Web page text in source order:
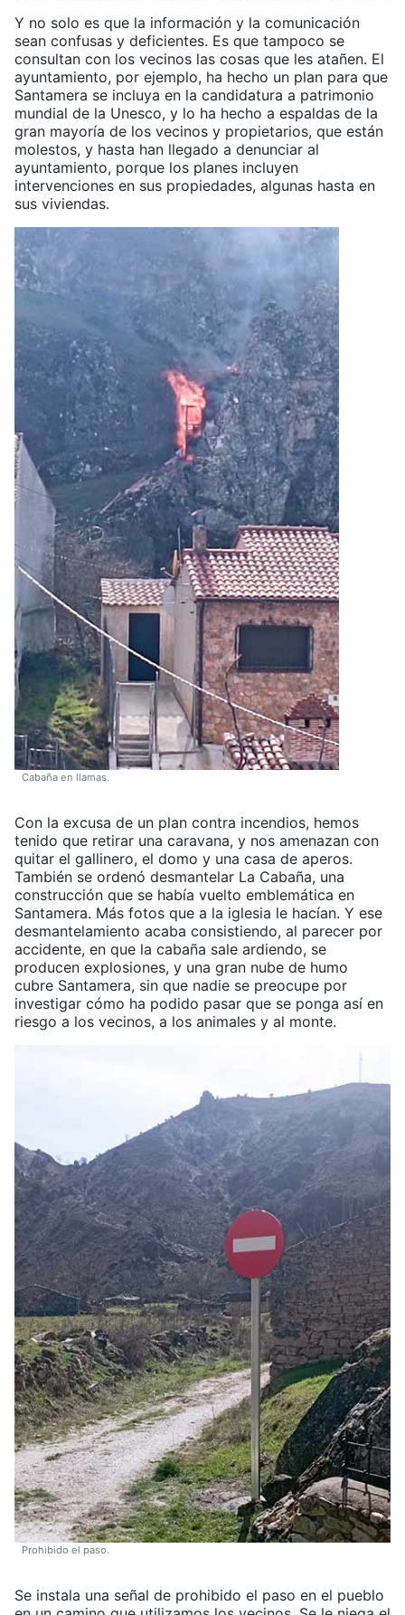
Y no solo es que la información y la comunicación
sean confusas y deficientes. Es que tampoco se
consultan con los vecinos las cosas que les atañen. El
ayuntamiento, por ejemplo, ha hecho un plan para que
Santamera se incluya en la candidatura a patrimonio
mundial de la Unesco, y lo ha hecho a espaldas de la
gran mayoría de los vecinos y propietarios, que están
molestos, y hasta han llegado a denunciar al
ayuntamiento, porque los planes incluyen
intervenciones en sus propiedades, algunas hasta en
sus viviendas.
Cabaña en llamas.
Con la excusa de un plan contra incendios, hemos
tenido que retirar una caravana, y nos amenazan con
quitar el gallinero, el domo y una casa de aperos.
También se ordenó desmantelar La Cabaña, una
construcción que se había vuelto emblemática en
Santamera. Más fotos que a la iglesia le hacían. Y ese
desmantelamiento acaba consistiendo, al parecer por
accidente, en que la cabaña sale ardiendo, se
producen explosiones, y una gran nube de humo
cubre Santamera, sin que nadie se preocupe por
investigar cómo ha podido pasar que se ponga así en
riesgo a los vecinos, a los animales y al monte.
Prohibido el paso.
Se instala una señal de prohibido el paso en el pueblo